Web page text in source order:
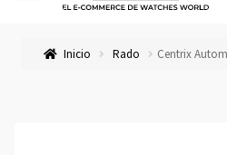
Inicio Rado Centrix